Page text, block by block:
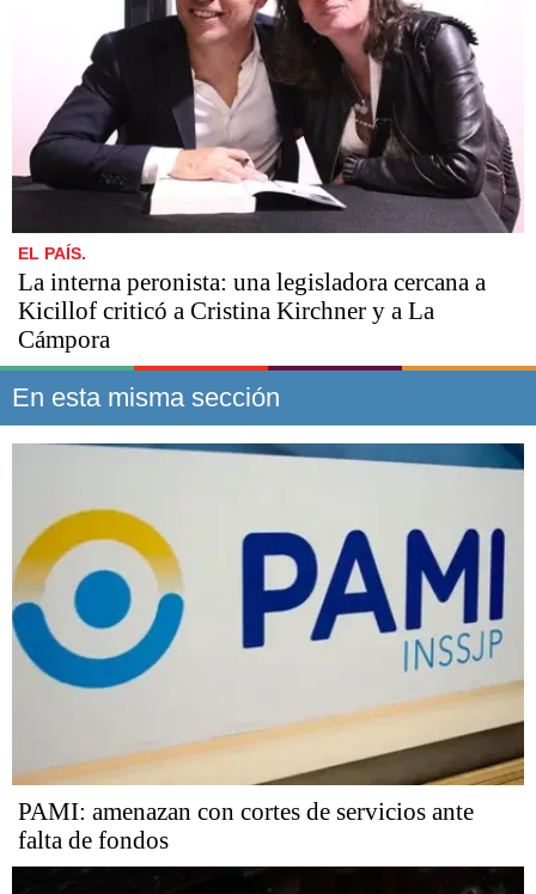
EL PAÍS.
La interna peronista: una legisladora cercana a
Kicillof criticó a Cristina Kirchner y a La
Cámpora
En esta misma sección
PAMI: amenazan con cortes de servicios ante
falta de fondos